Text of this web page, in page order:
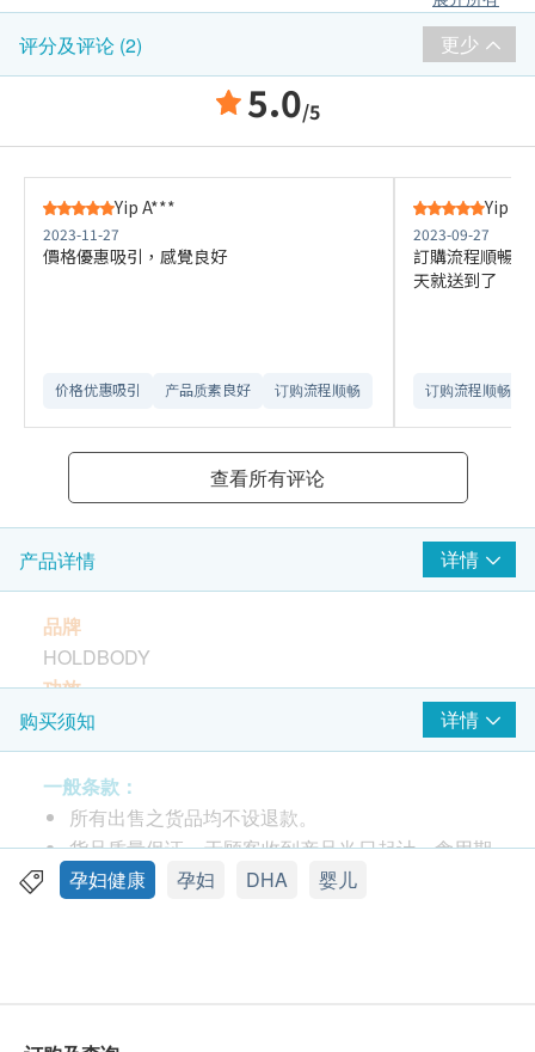
评分及评论 (2) 更少
5.0/5
Yip A***
2023-11-27
價格優惠吸引，感覺良好
价格优惠吸引 产品质素良好 订购流程顺畅
Yip
2023-09-27
訂購流程順暢
天就送到了
订购流程顺畅
查看所有评论
产品详情 详情
品牌
HOLDBODY
功效
促进胎儿大脑、眼睛及神经系统发展
减少胎儿不足月及体重不足的机会
有助孕妇稳定情绪
适合人士
计划怀孕、孕妇及授乳期妇女
主要成份
DHA藻油(纯净水提取藻油)
购买须知 详情
一般条款：
所有出售之货品均不设退款。
货品质量保证，于顾客收到产品当日起计，食用期
应最少有9个月或以上。
孕妇健康 孕妇 DHA 婴儿